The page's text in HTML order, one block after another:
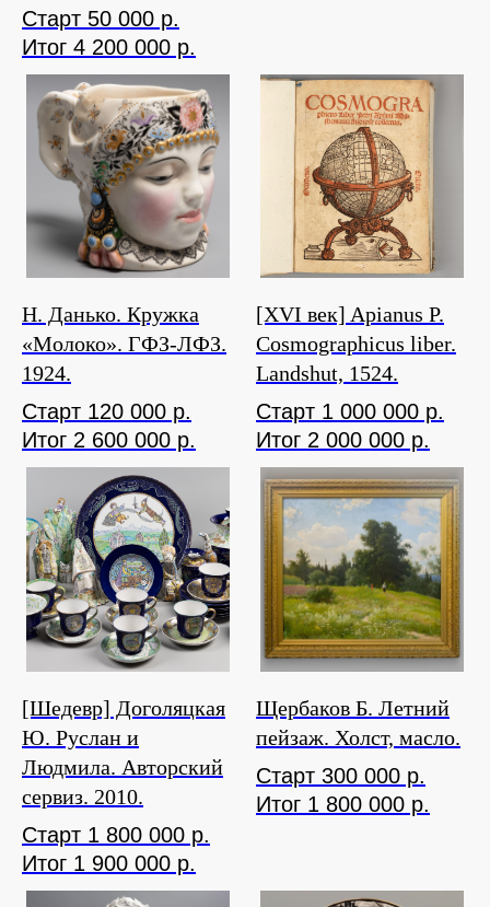
Старт 50 000 р.
Итог 4 200 000 р.
Н. Данько. Кружка
«Молоко». ГФЗ-ЛФЗ.
1924.
Старт 120 000 р.
Итог 2 600 000 р.
[XVI век] Apianus P.
Cosmographicus liber.
Landshut, 1524.
Старт 1 000 000 р.
Итог 2 000 000 р.
[Шедевр] Доголяцкая
Ю. Руслан и
Людмила. Авторский
сервиз. 2010.
Старт 1 800 000 р.
Итог 1 900 000 р.
Щербаков Б. Летний
пейзаж. Холст, масло.
Старт 300 000 р.
Итог 1 800 000 р.